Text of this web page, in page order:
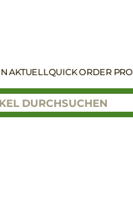
AKTUELLQUICK ORDER PRO